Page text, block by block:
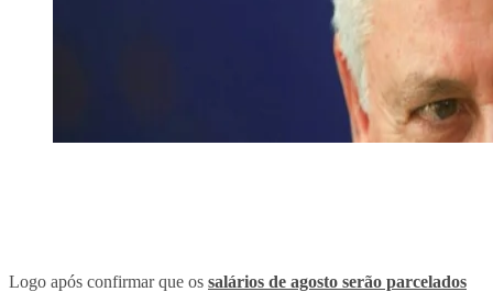
Logo após confirmar que os salários de agosto serão parcelados